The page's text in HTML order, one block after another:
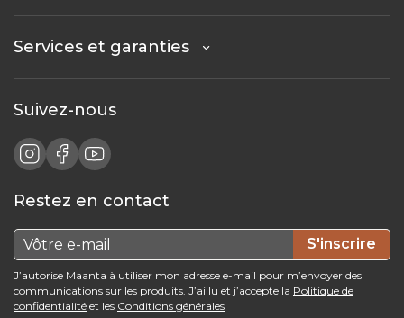
Services et garanties
Suivez-nous
Restez en contact
S'inscrire
J’autorise Maanta à utiliser mon adresse e-mail pour m’envoyer des
communications sur les produits. J’ai lu et j’accepte la Politique de
confidentialité et les Conditions générales